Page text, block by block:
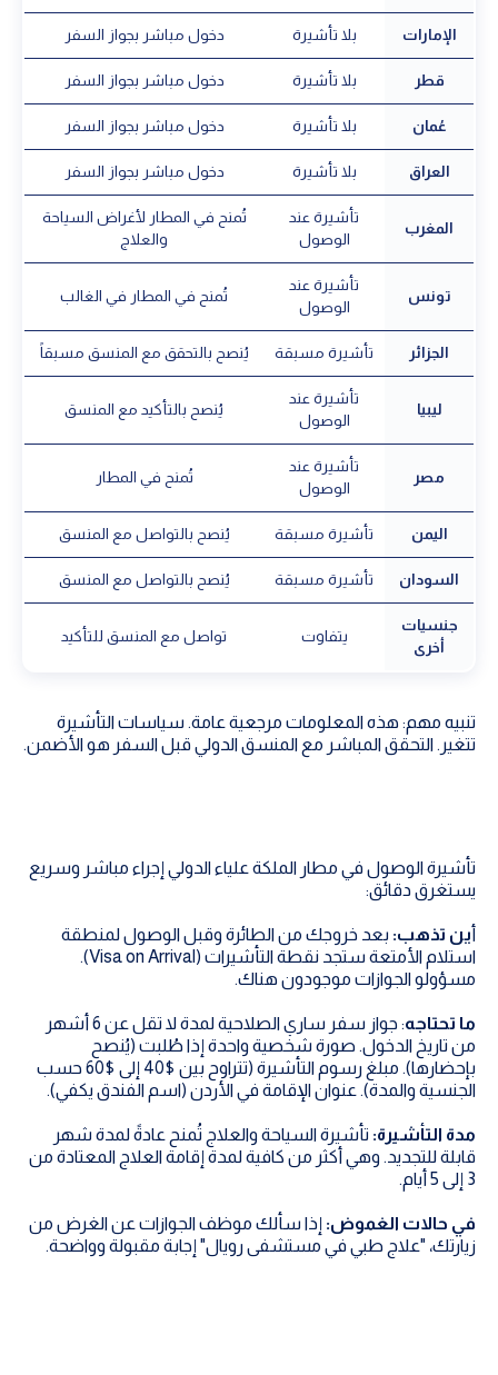
الإمارات بلا تأشيرة دخول مباشر بجواز السفر
قطر بلا تأشيرة دخول مباشر بجواز السفر
عُمان بلا تأشيرة دخول مباشر بجواز السفر
العراق بلا تأشيرة دخول مباشر بجواز السفر
المغرب
تأشيرة عند
الوصول
تُمنح في المطار لأغراض السياحة
والعلاج
تونس
تأشيرة عند
الوصول
تُمنح في المطار في الغالب
الجزائر تأشيرة مسبقة يُنصح بالتحقق مع المنسق مسبقاً
ليبيا
تأشيرة عند
الوصول
يُنصح بالتأكيد مع المنسق
مصر
تأشيرة عند
الوصول
تُمنح في المطار
اليمن تأشيرة مسبقة يُنصح بالتواصل مع المنسق
السودان تأشيرة مسبقة يُنصح بالتواصل مع المنسق
جنسيات
أخرى
يتفاوت تواصل مع المنسق للتأكيد
تنبيه مهم: هذه المعلومات مرجعية عامة. سياسات التأشيرة
تتغير. التحقق المباشر مع المنسق الدولي قبل السفر هو الأضمن.
تأشيرة الوصول في مطار الملكة علياء الدولي إجراء مباشر وسريع
يستغرق دقائق:
أين تذهب: بعد خروجك من الطائرة وقبل الوصول لمنطقة
استلام الأمتعة ستجد نقطة التأشيرات (Visa on Arrival).
مسؤولو الجوازات موجودون هناك.
ما تحتاجه
: جواز سفر ساري الصلاحية لمدة لا تقل عن 6 أشهر
من تاريخ الدخول. صورة شخصية واحدة إذا طُلبت (يُنصح
بإحضارها). مبلغ رسوم التأشيرة (تتراوح بين $40 إلى $60 حسب
الجنسية والمدة). عنوان الإقامة في الأردن (اسم الفندق يكفي).
مدة التأشيرة: تأشيرة السياحة والعلاج تُمنح عادةً لمدة شهر
قابلة للتجديد. وهي أكثر من كافية لمدة إقامة العلاج المعتادة من
3 إلى 5 أيام.
في حالات الغموض: إذا سألك موظف الجوازات عن الغرض من
زيارتك، "علاج طبي في مستشفى رويال" إجابة مقبولة وواضحة.